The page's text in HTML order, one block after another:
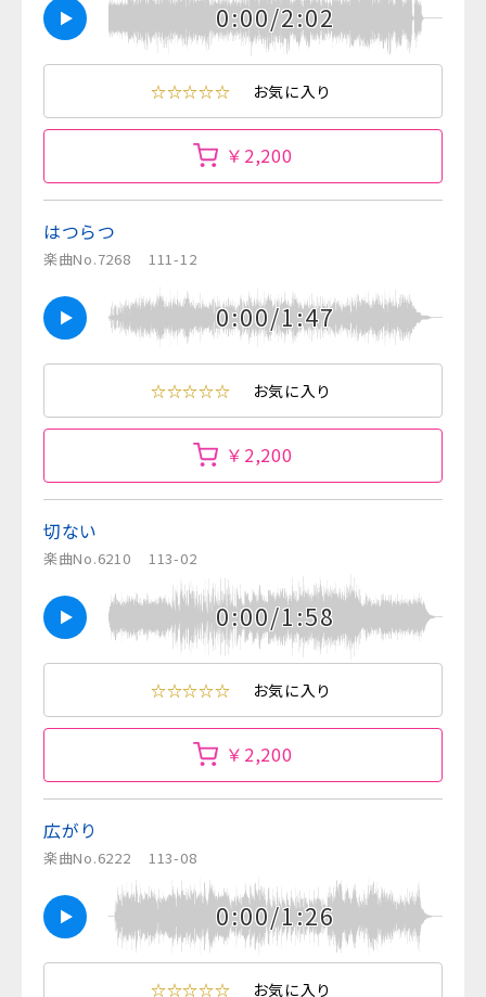
0:00/2:02
☆☆☆☆☆ お気に入り
￥2,200
はつらつ
楽曲No.7268 111-12
0:00/1:47
☆☆☆☆☆ お気に入り
￥2,200
切ない
楽曲No.6210 113-02
0:00/1:58
☆☆☆☆☆ お気に入り
￥2,200
広がり
楽曲No.6222 113-08
0:00/1:26
☆☆☆☆☆ お気に入り